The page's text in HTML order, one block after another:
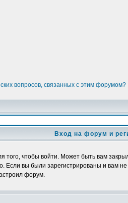
вопросов, связанных с этим форумом?
Вход на форум и
чтобы войти. Может быть вам
вы были зарегистрированы и вам
форум.